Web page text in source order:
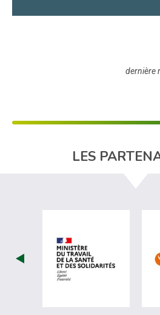
dernière
LES
visiter